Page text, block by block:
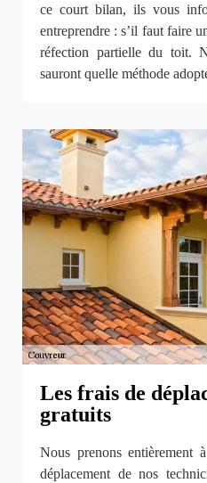
ce court bilan, ils vous
entreprendre : s’il faut faire
réfection partielle du toit.
sauront quelle méthode
Les frais de
gratuits
Nous prenons entièrement
déplacement de nos